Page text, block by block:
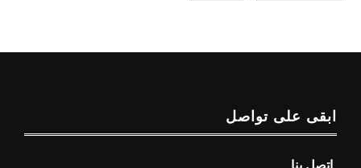
ابقى على تواصل